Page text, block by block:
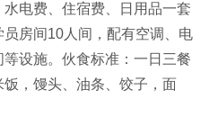
电费、住宿费、日用品一套
房间10人间，配有空调、电
设施。伙食标准：一日三餐
，馒头、油条、饺子，面